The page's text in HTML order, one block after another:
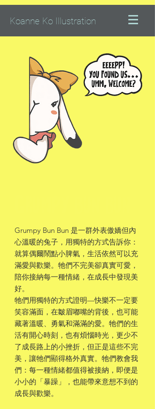
Koanne Ko Illustration
Grumpy Bun Bun 是一群外表傲嬌但內
心溫暖的兔子，用獨特的方式告訴你：
就算偶爾鬧點小脾氣，生活依然可以充
滿愛與歡樂。牠們不完美卻真實可愛，
陪你接納每一種情緒，在成長中發現美
好。
牠們用獨特的方式證明—快樂不一定要
笑容滿面，在皺眉嘟嘴的背後，也可能
藏著溫暖、勇氣和滿滿的愛。牠們的生
活有開心時刻，也有煩惱時光，更少不
了成長路上的小挫折，但正是這些不完
美，讓牠們顯得格外真實。牠們教會我
們：每一種情緒都值得被接納，即便是
小小的「暴躁」，也能帶來意想不到的
成長與歡樂。